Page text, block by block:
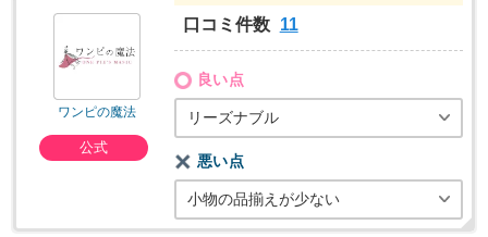
ワンピの魔法
公式
口コミ件数 11
良い点
リーズナブル
悪い点
小物の品揃えが少ない